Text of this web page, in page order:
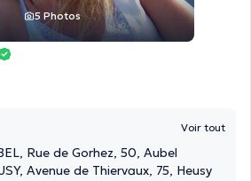
5 Photos
Voir tout
Rue de Gorhez, 50, Aubel
Avenue de Thiervaux, 75, Heusy